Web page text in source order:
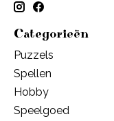
Categorieën
Puzzels
Spellen
Hobby
Speelgoed